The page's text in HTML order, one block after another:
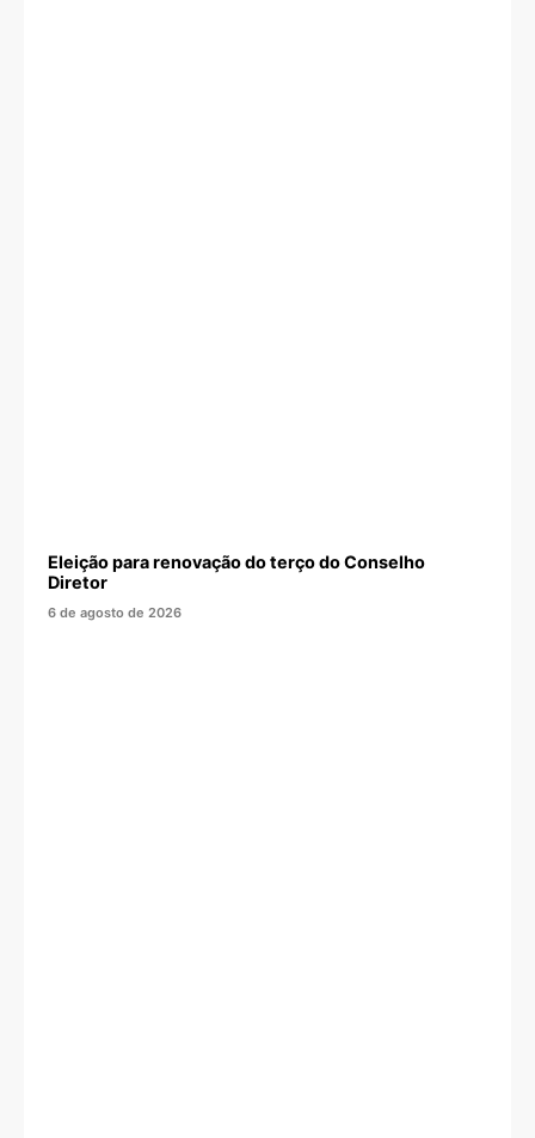
Eleição para renovação do terço do Conselho
Diretor
6 de agosto de 2026